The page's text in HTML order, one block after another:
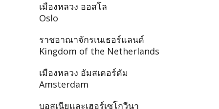
เมืองหลวง ออสโล
Oslo
ราชอาณาจักรเนเธอร์แลนด์
Kingdom of the Netherlands
เมืองหลวง อัมสเตอร์ดัม
Amsterdam
บอสเนียและเฮอร์เซโกวีนา